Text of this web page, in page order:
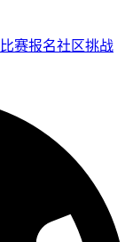
比赛报名社区挑战